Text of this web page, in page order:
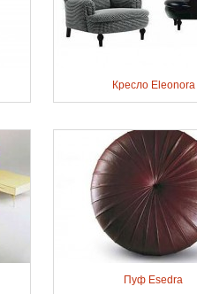
Кресло Eleonora
Пуф Esedra